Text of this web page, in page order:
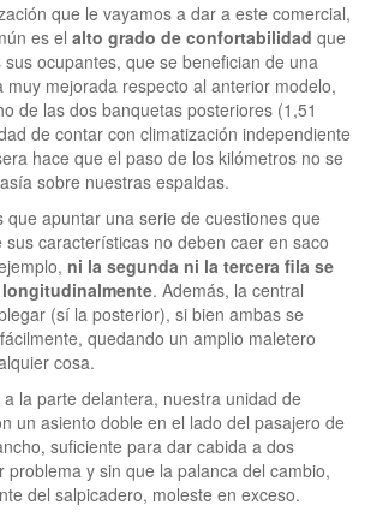
que le vayamos a dar a este comercial,
es el alto grado de confortabilidad que
ocupantes, que se benefician de una
muy mejorada respecto al anterior modelo,
de las dos banquetas posteriores (1,51
de contar con climatización independiente
hace que el paso de los kilómetros no se
sobre nuestras espaldas.
que apuntar una serie de cuestiones que
características no deben caer en saco
ni la segunda ni la tercera fila se
. Además, la central
(sí la posterior), si bien ambas se
quedando un amplio maletero
cosa.
la parte delantera, nuestra unidad de
un asiento doble en el lado del pasajero de
suficiente para dar cabida a dos
problema y sin que la palanca del cambio,
del salpicadero, moleste en exceso.